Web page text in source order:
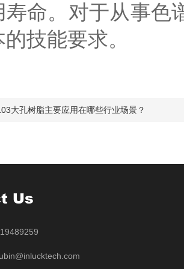
寿命。对于从事色
技能要求。
大孔树脂主要应用在哪些行业场景？
Us